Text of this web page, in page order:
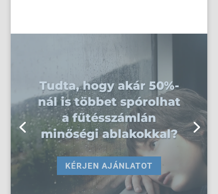
Szerezné, ha ablakai
gondozás mentesek
lennének? Műanyag
ablakainkat nem kell
pár évente újrafesteni,
lakkozni...